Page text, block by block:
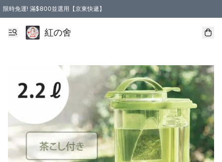
限時免運! 滿$800並選用【京東快遞】
紅の舍